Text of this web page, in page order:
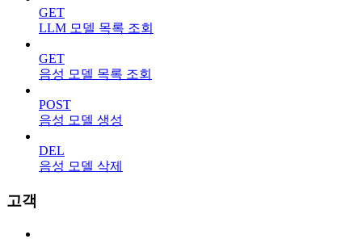
GET
LLM 모델 목록 조회
GET
음성 모델 목록 조회
POST
음성 모델 생성
DEL
음성 모델 삭제
고객